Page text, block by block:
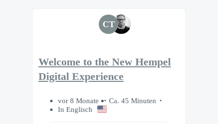
CT
Welcome to the New Hempel
Digital Experience
vor 8 Monate
Ca. 45 Minuten
In Englisch